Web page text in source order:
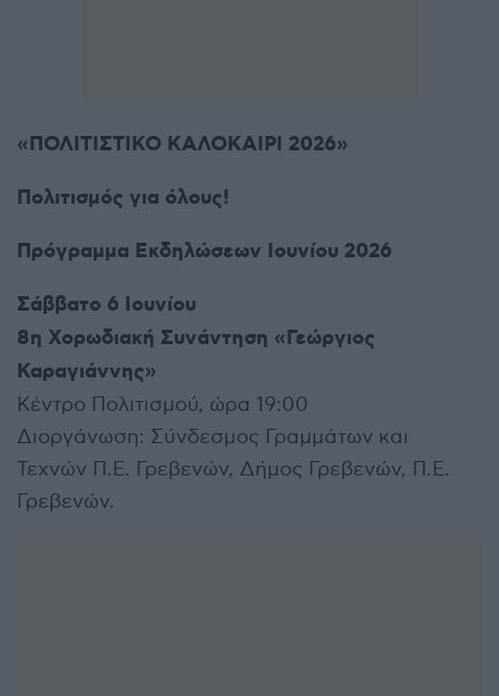
«ΠΟΛΙΤΙΣΤΙΚΟ ΚΑΛΟΚΑΙΡΙ 2026»
Πολιτισμός για όλους!
Πρόγραμμα Εκδηλώσεων Ιουνίου 2026
Σάββατο 6 Ιουνίου
8η Χορωδιακή Συνάντηση «Γεώργιος
Καραγιάννης»
Κέντρο Πολιτισμού, ώρα 19:00
Διοργάνωση: Σύνδεσμος Γραμμάτων και
Τεχνών Π.Ε. Γρεβενών, Δήμος Γρεβενών, Π.Ε.
Γρεβενών.